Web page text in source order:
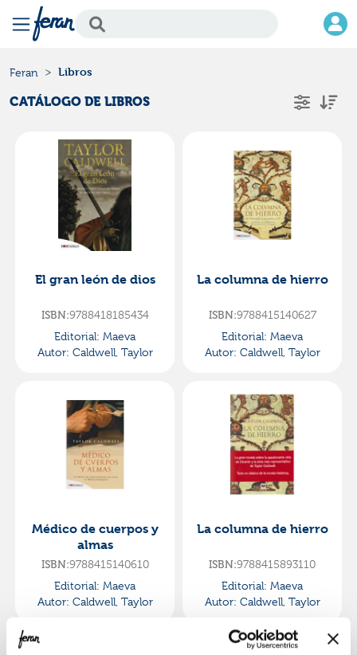
Feran Libros
CATÁLOGO DE LIBROS
El gran león de dios
ISBN:9788418185434
Editorial: Maeva
Autor: Caldwell, Taylor
La columna de hierro
ISBN:9788415140627
Editorial: Maeva
Autor: Caldwell, Taylor
Médico de cuerpos y
almas
ISBN:9788415140610
Editorial: Maeva
Autor: Caldwell, Taylor
La columna de hierro
ISBN:9788415893110
Editorial: Maeva
Autor: Caldwell, Taylor